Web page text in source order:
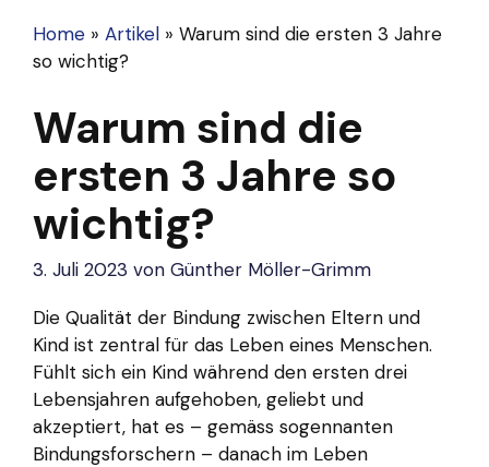
Home » Artikel » Warum sind die ersten 3 Jahre
so wichtig?
Warum sind die
ersten 3 Jahre so
wichtig?
3. Juli 2023 von Günther Möller-Grimm
Die Qualität der Bindung zwischen Eltern und
Kind ist zentral für das Leben eines Menschen.
Fühlt sich ein Kind während den ersten drei
Lebensjahren aufgehoben, geliebt und
akzeptiert, hat es – gemäss sogennanten
Bindungsforschern – danach im Leben